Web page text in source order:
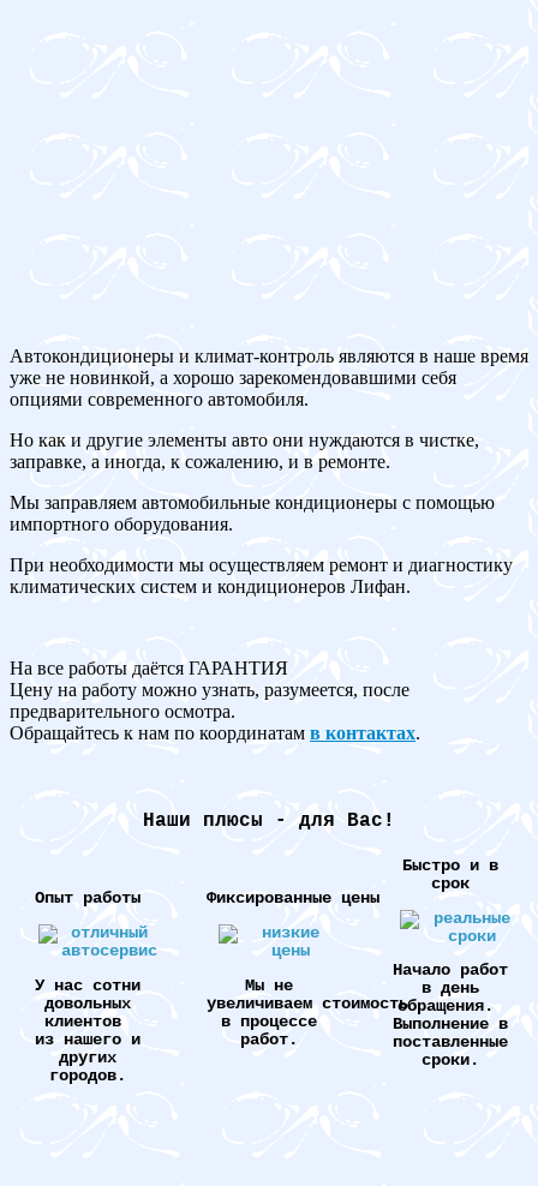
Автокондиционеры и климат-контроль являются в наше время
уже не новинкой, а хорошо зарекомендовавшими себя
опциями современного автомобиля.
Но как и другие элементы авто они нуждаются в чистке,
заправке, а иногда, к сожалению, и в ремонте.
Мы заправляем автомобильные кондиционеры с помощью
импортного оборудования.
При необходимости мы осуществляем ремонт и диагностику
климатических систем и кондиционеров Лифан.
На все работы даётся ГАРАНТИЯ
Цену на работу можно узнать, разумеется, после
предварительного осмотра.
Обращайтесь к нам по координатам в контактах.
Наши плюсы - для Вас!
Опыт работы
У нас сотни
довольных
клиентов
из нашего и
других
городов.
Фиксированные цены
Мы не
увеличиваем стоимость
в процессе
работ.
Быстро и в
срок
Начало работ
в день
обращения.
Выполнение в
поставленные
сроки.